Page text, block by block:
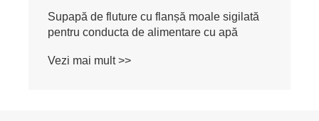
Supapă de fluture cu flanșă moale sigilată
pentru conducta de alimentare cu apă
Vezi mai mult >>